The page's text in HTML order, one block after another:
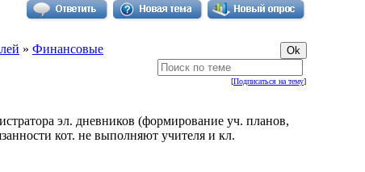
» Финансовые
[Подписаться на тему]
эл. дневников (формирование уч. планов,
кот. не выполняют учителя и кл.